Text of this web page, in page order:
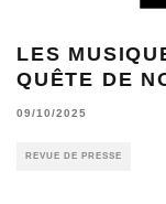
LES
QUÊTE DE
09/10/2025
REVUE DE PRESSE